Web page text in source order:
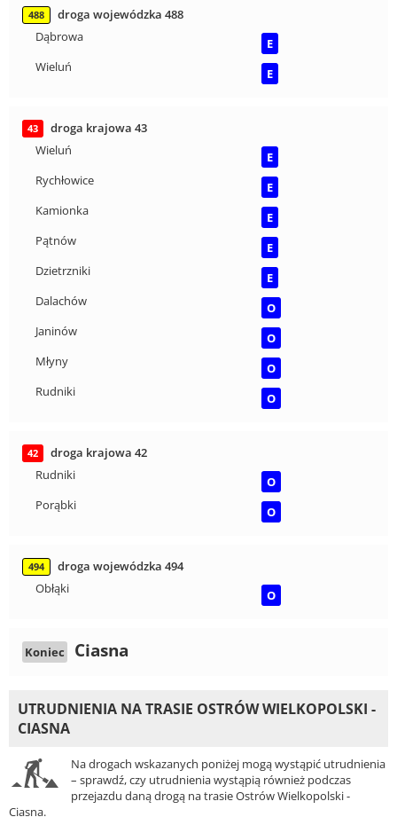
488
droga wojewódzka 488
Dąbrowa
E
Wieluń
E
43
droga krajowa 43
Wieluń
E
Rychłowice
E
Kamionka
E
Pątnów
E
Dzietrzniki
E
Dalachów
O
Janinów
O
Młyny
O
Rudniki
O
42
droga krajowa 42
Rudniki
O
Porąbki
O
494
droga wojewódzka 494
Obłąki
O
Koniec Ciasna
UTRUDNIENIA NA TRASIE OSTRÓW WIELKOPOLSKI -
CIASNA
Na drogach wskazanych poniżej mogą wystąpić utrudnienia
– sprawdź, czy utrudnienia wystąpią również podczas
przejazdu daną drogą na trasie Ostrów Wielkopolski -
Ciasna.